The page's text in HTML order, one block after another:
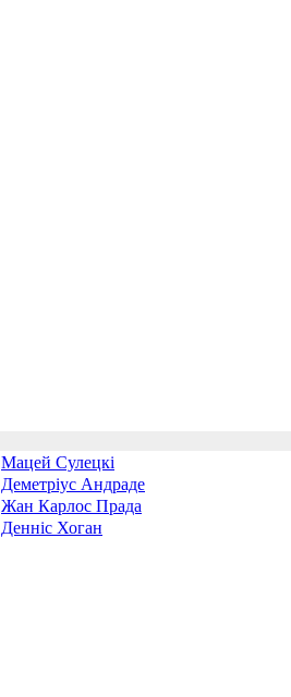
Мацей Сулецкі
Деметріус Андраде
Жан Карлос Прада
Денніс Хоган